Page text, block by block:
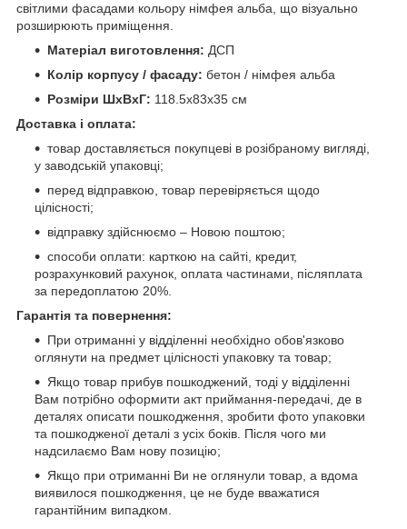
світлими фасадами кольору німфея альба, що візуально
розширюють приміщення.
Матеріал виготовлення: ДСП
Колір корпусу / фасаду: бетон / німфея альба
Розміри ШхВхГ: 118.5х83х35 см
Доставка і оплата:
товар доставляється покупцеві в розібраному вигляді,
у заводській упаковці;
перед відправкою, товар перевіряється щодо
цілісності;
відправку здійснюємо – Новою поштою;
cпособи оплати: карткою на сайті, кредит,
розрахунковий рахунок, оплата частинами, післяплата
за передоплатою 20%.
Гарантія та повернення:
При отриманні у відділенні необхідно обов'язково
оглянути на предмет цілісності упаковку та товар;
Якщо товар прибув пошкоджений, тоді у відділенні
Вам потрібно оформити акт приймання-передачі, де в
деталях описати пошкодження, зробити фото упаковки
та пошкодженої деталі з усіх боків. Після чого ми
надсилаємо Вам нову позицію;
Якщо при отриманні Ви не оглянули товар, а вдома
виявилося пошкодження, це не буде вважатися
гарантійним випадком.